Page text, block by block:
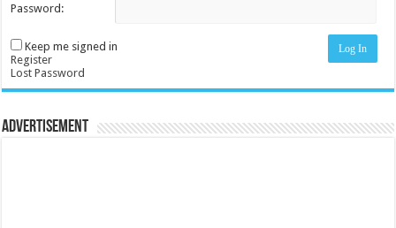
Password:
Keep me signed in Log In
Register
Lost Password
Advertisement